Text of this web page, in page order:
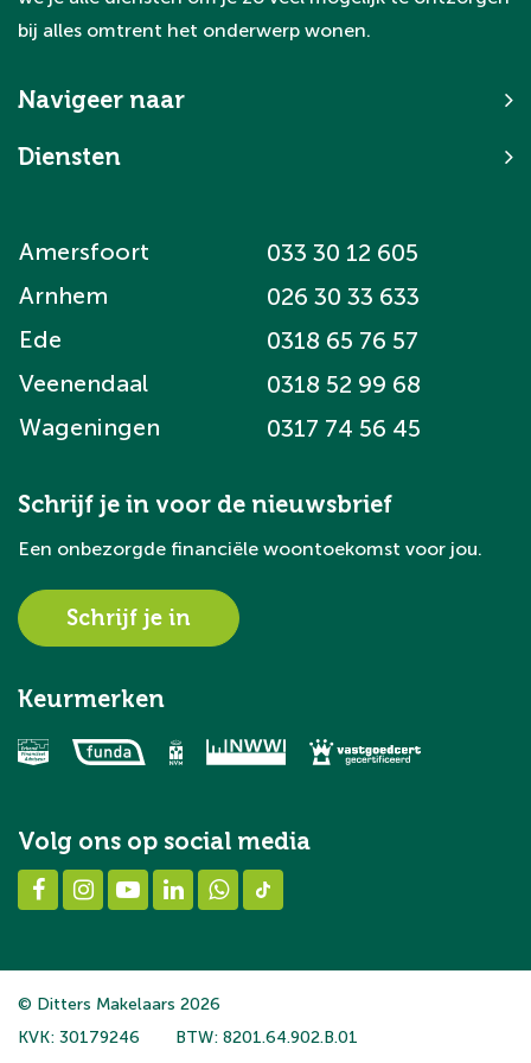
tegen optimale voorwaarden.
Wij zorgen ervoor dat je vooraf inzicht
krijgt in alle kosten, zodat je precies weet
helder financieel overzicht kun je met
voorkom je verrassingen achteraf.
bij alles omtrent het onderwerp wonen.
Navigeer naar
Diensten
Amersfoort
033 30 12 605
Arnhem
026 30 33 633
Ede
0318 65 76 57
Veenendaal
0318 52 99 68
Wageningen
0317 74 56 45
Schrijf je in voor de nieuwsbrief
Een onbezorgde financiële woontoekomst voor jou.
Schrijf je in
Keurmerken
Volg ons op social media
© Ditters Makelaars 2026
KVK: 30179246
BTW: 8201.64.902.B.01